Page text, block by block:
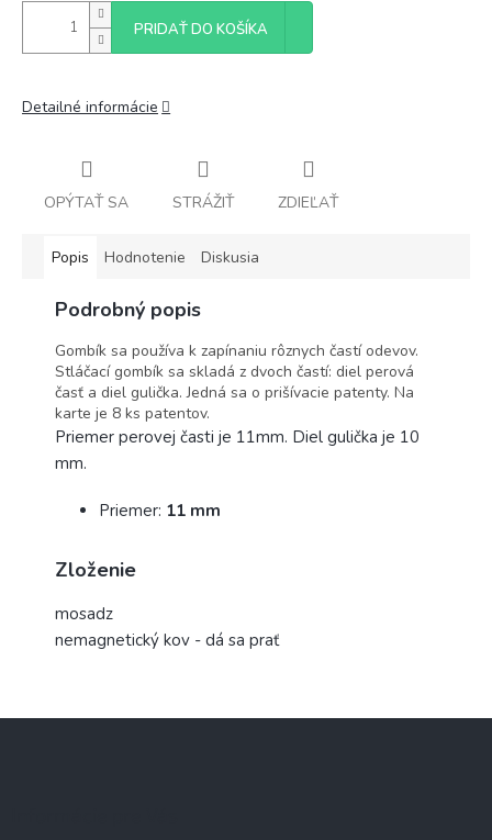
PRIDAŤ DO KOŠÍKA
Detailné informácie
OPÝTAŤ SA STRÁŽIŤ ZDIEĽAŤ
Popis Hodnotenie Diskusia
Podrobný popis
Gombík sa používa k zapínaniu rôznych častí odevov.
Stláčací gombík sa skladá z dvoch častí: diel perová
časť a diel gulička. Jedná sa o prišívacie patenty. Na
karte je 8 ks patentov.
Priemer perovej časti je 11mm. Diel gulička je 10
mm.
Priemer: 11 mm
Zloženie
mosadz
nemagnetický kov - dá sa prať